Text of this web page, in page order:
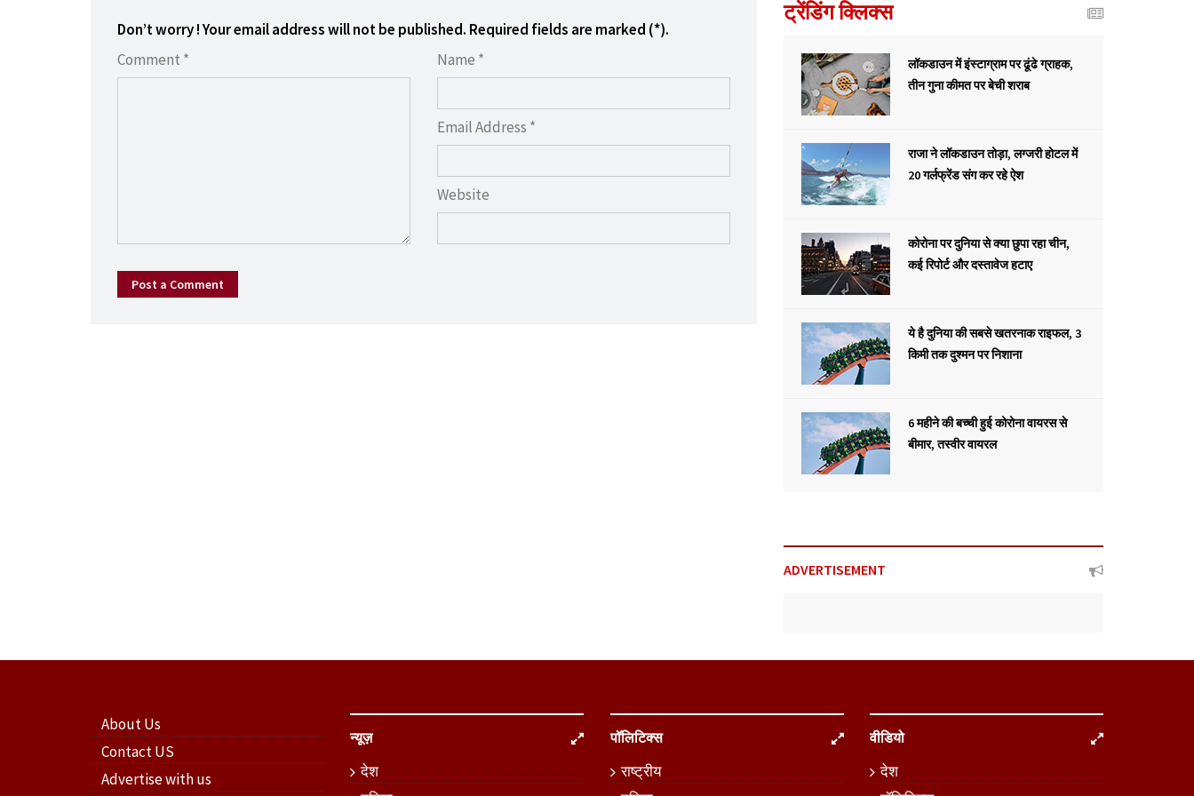
Don’t worry ! Your email address will not be published. Required fields are marked (*).
Comment *
Name *
Email Address *
Website
Post a Comment
ट्रेंडिंग क्लिक्स
लॉकडाउन में इंस्टाग्राम पर ढूंढे ग्राहक,
तीन गुना कीमत पर बेची शराब
राजा ने लॉकडाउन तोड़ा, लग्जरी होटल में
20 गर्लफ्रेंड संग कर रहे ऐश
कोरोना पर दुनिया से क्या छुपा रहा चीन,
कई रिपोर्ट और दस्तावेज हटाए
ये है दुनिया की सबसे खतरनाक राइफल, 3
किमी तक दुश्मन पर निशाना
6 महीने की बच्ची हुई कोरोना वायरस से
बीमार, तस्वीर वायरल
ADVERTISEMENT
About Us
Contact US
Advertise with us
न्यूज़
देश
पॉलिटिक्स
राष्ट्रीय
वीडियो
देश